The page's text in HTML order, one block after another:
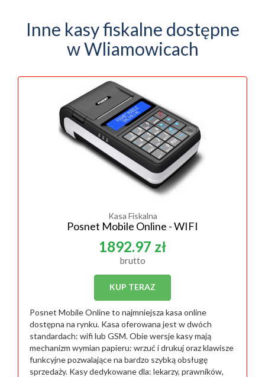
Inne kasy fiskalne dostępne
w Wliamowicach
Kasa Fiskalna
Posnet Mobile Online - WIFI
1892.97 zł
brutto
KUP TERAZ
Posnet Mobile Online to najmniejsza kasa online
dostępna na rynku. Kasa oferowana jest w dwóch
standardach: wifi lub GSM. Obie wersje kasy mają
mechanizm wymian papieru: wrzuć i drukuj oraz klawisze
funkcyjne pozwalające na bardzo szybką obsługę
sprzedaży. Kasy dedykowane dla: lekarzy, prawników,